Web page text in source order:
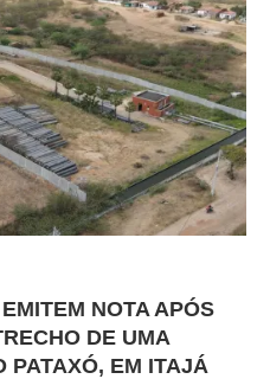
NOTA APÓS
DE UMA
PATAXÓ, EM ITAJÁ